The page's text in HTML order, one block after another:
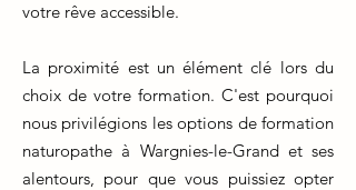
votre rêve accessible.
La proximité est un élément clé lors du
choix de votre formation. C'est pourquoi
nous privilégions les options de formation
naturopathe à Wargnies-le-Grand et ses
alentours, pour que vous puissiez opter